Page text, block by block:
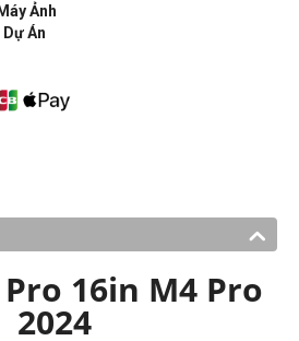
Ảnh
Án
16in M4 Pro
2024